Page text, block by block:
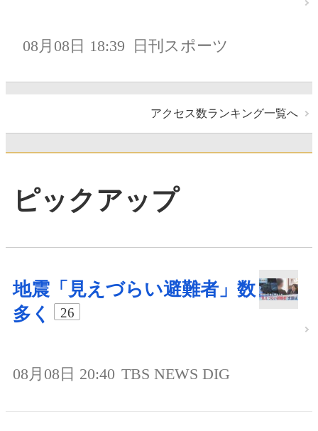
08月08日 18:39 日刊スポーツ
アクセス数ランキング一覧へ
ピックアップ
地震「見えづらい避難者」数
多く
26
08月08日 20:40 TBS NEWS DIG